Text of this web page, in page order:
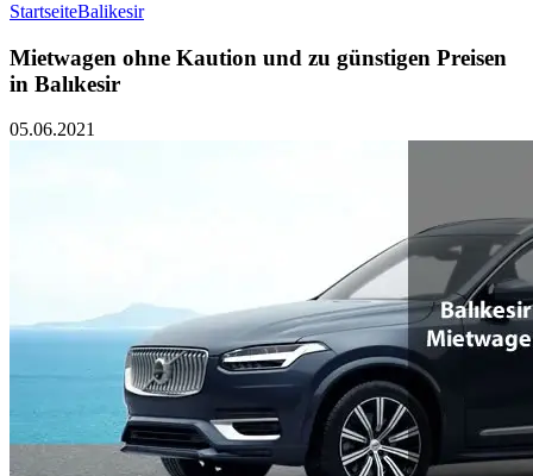
StartseiteBalikesir
Mietwagen ohne Kaution und zu günstigen Preisen
in Balıkesir
05.06.2021